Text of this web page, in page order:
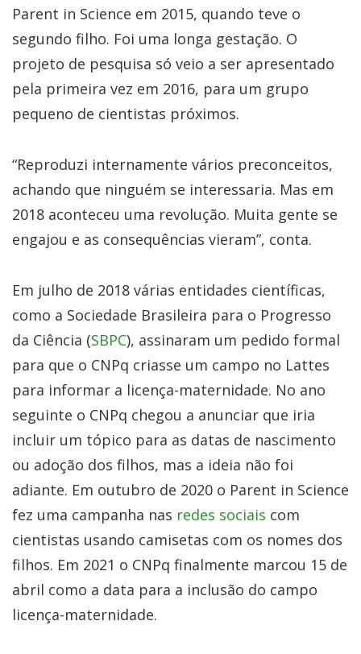
Parent in Science em 2015, quando teve o
segundo filho. Foi uma longa gestação. O
projeto de pesquisa só veio a ser apresentado
pela primeira vez em 2016, para um grupo
pequeno de cientistas próximos.
“Reproduzi internamente vários preconceitos,
achando que ninguém se interessaria. Mas em
2018 aconteceu uma revolução. Muita gente se
engajou e as consequências vieram”, conta.
Em julho de 2018 várias entidades científicas,
como a Sociedade Brasileira para o Progresso
da Ciência (SBPC), assinaram um pedido formal
para que o CNPq criasse um campo no Lattes
para informar a licença-maternidade. No ano
seguinte o CNPq chegou a anunciar que iria
incluir um tópico para as datas de nascimento
ou adoção dos filhos, mas a ideia não foi
adiante. Em outubro de 2020 o Parent in Science
fez uma campanha nas redes sociais com
cientistas usando camisetas com os nomes dos
filhos. Em 2021 o CNPq finalmente marcou 15 de
abril como a data para a inclusão do campo
licença-maternidade.